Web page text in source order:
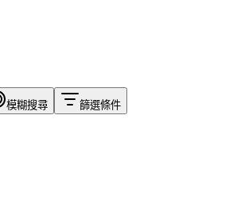
模糊搜尋 篩選條件